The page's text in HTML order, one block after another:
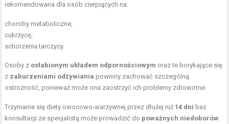
rekomendowana dla osób cierpiących na:
choroby metaboliczne,
cukrzycę,
schorzenia tarczycy.
Osoby z osłabionym układem odpornościowym oraz te borykające się
z zaburzeniami odżywiania powinny zachować szczególną
ostrożność, ponieważ może ona zaostrzyć ich problemy zdrowotne.
Trzymanie się diety owocowo-warzywnej przez dłużej niż 14 dni bez
konsultacji ze specjalistą może prowadzić do poważnych niedoborów